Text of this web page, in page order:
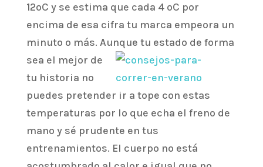
12ºC y se estima que cada 4 ºC por
encima de esa cifra tu marca empeora un
minuto o más. Aunque tu estado de forma
sea el mejor de
tu historia no
puedes pretender ir a tope con estas
temperaturas por lo que echa el freno de
mano y sé prudente en tus
entrenamientos. El cuerpo no está